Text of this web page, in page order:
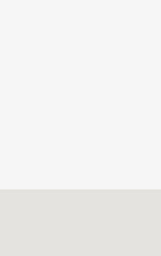
tulokset myös suoraan